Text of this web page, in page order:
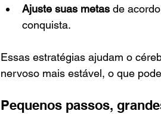
Ajuste suas metas de
conquista.
Essas estratégias ajudam o
nervoso mais estável, o que
Pequenos passos,